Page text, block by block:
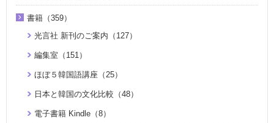
書籍（359）
光言社 新刊のご案内（127）
編集室（151）
ほぼ５韓国語講座（25）
日本と韓国の文化比較（48）
電子書籍 Kindle（8）